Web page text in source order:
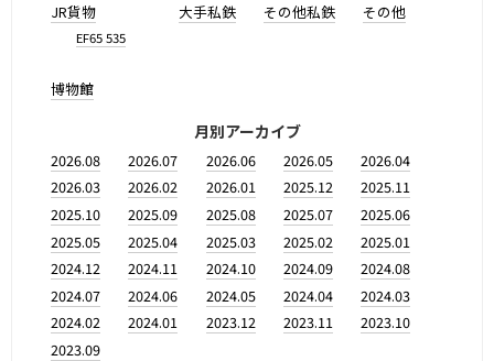
JR貨物
EF65 535
大手私鉄 その他私鉄 その他
博物館
月別アーカイブ
2026.08 2026.07 2026.06 2026.05
2026.04
2026.03
2026.02 2026.01 2025.12
2025.11
2025.10
2025.09 2025.08 2025.07
2025.06
2025.05
2025.04 2025.03 2025.02
2025.01
2024.12
2024.11 2024.10 2024.09
2024.08
2024.07
2024.06 2024.05 2024.04
2024.03
2024.02
2024.01 2023.12 2023.11
2023.10
2023.09